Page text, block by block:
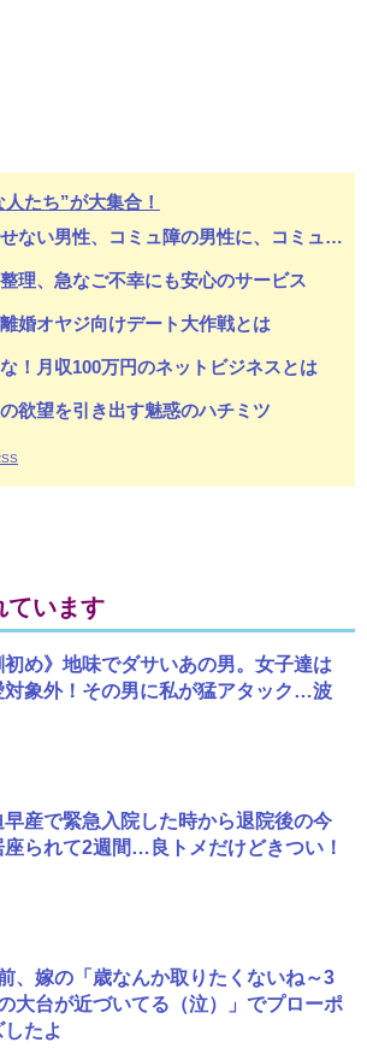
たち”が大集合！
性、コミュ障の男性に、コミュ力向上セラピー講座
理、急なご不幸にも安心のサービス
婚オヤジ向けデート大作戦とは
！月収100万円のネットビジネスとは
欲望を引き出す魅惑のハチミツ
ています
初め》地味でダサいあの男。女子達は
対象外！その男に私が猛アタック…波
早産で緊急入院した時から退院後の今
座られて2週間…良トメだけどきつい！
、嫁の「歳なんか取りたくないね～3
大台が近づいてる（泣）」でプローポ
したよ